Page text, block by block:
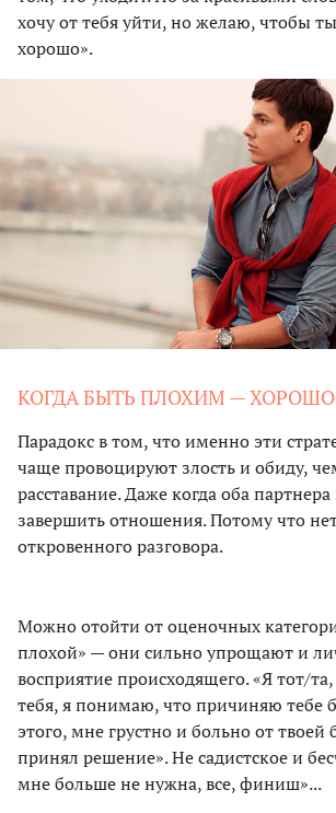
хочу от тебя уйти, но желаю, чтобы
хорошо».
КОГДА БЫТЬ ПЛОХИМ — ХОРОШО
Парадокс в том, что именно эти
чаще провоцируют злость и обиду,
расставание. Даже когда оба
завершить отношения. Потому что
откровенного разговора.
Можно отойти от оценочных
плохой» — они сильно упрощают и
восприятие происходящего. «Я тот/
тебя, я понимаю, что причиняю тебе
этого, мне грустно и больно от твоей
принял решение». Не садистское и
мне больше не нужна, все, финиш»...